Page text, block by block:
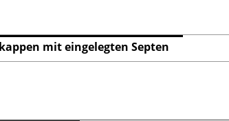
mit eingelegten Septen